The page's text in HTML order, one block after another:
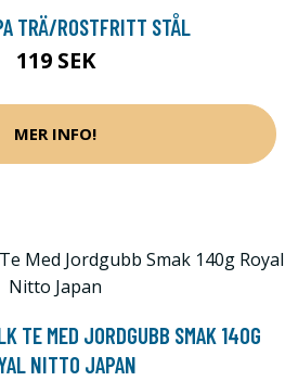
TRÄ/ROSTFRITT STÅL
119 SEK
MER INFO!
TE MED JORDGUBB SMAK 140G
NITTO JAPAN